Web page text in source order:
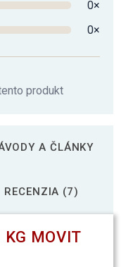
0×
0×
produkt
A ČLÁNKY
RECENZIA (7)
MOVIT